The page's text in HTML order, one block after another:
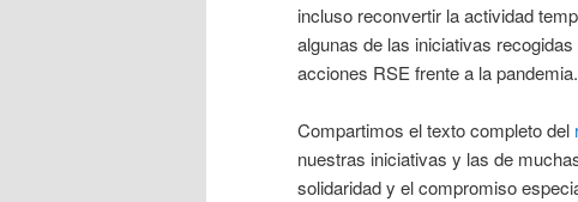
incluso reconvertir la actividad
algunas de las iniciativas
acciones RSE frente a la pandemia.
Compartimos el texto completo del
nuestras iniciativas y las de
solidaridad y el compromiso